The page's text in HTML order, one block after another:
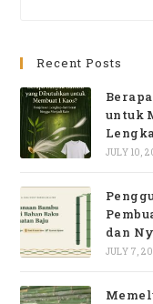
Recent Posts
untuk
JULY 10,
dan
JULY 7,